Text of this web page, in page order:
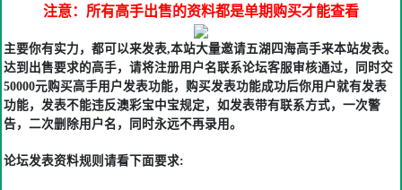
注意：所有高手出售的资料都是单期购买才能查看
主要你有实力，都可以来发表,本站大量邀请五湖四海高手来本站发表。
达到出售要求的高手，请将注册用户名联系论坛客服审核通过，同时交
50000元购买高手用户发表功能，购买发表功能成功后你用户就有发表
功能，发表不能违反澳彩宝中宝规定，如发表带有联系方式，一次警
告，二次删除用户名，同时永远不再录用。
论坛发表资料规则请看下面要求: